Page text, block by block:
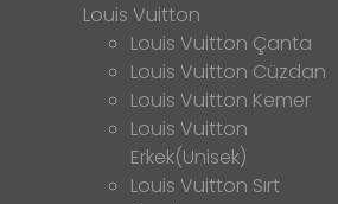
Louis Vuitton
Louis Vuitton Çanta
Louis Vuitton Cüzdan
Louis Vuitton Kemer
Louis Vuitton
Erkek(Unisek)
Louis Vuitton Sırt